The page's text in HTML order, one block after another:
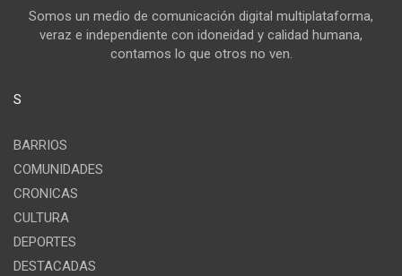
Somos un medio de comunicación digital multiplataforma,
veraz e independiente con idoneidad y calidad humana,
contamos lo que otros no ven.
S
BARRIOS
COMUNIDADES
CRONICAS
CULTURA
DEPORTES
DESTACADAS